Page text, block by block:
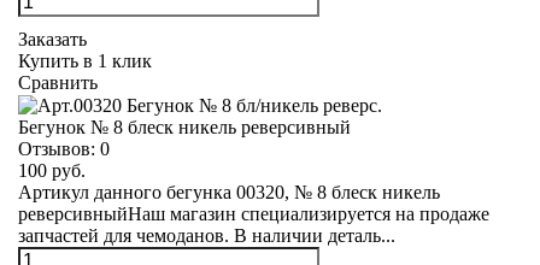
Заказать
Купить в 1 клик
Сравнить
Бегунок № 8 блеск никель реверсивный
Отзывов: 0
100 руб.
Артикул данного бегунка 00320, № 8 блеск никель
реверсивныйНаш магазин специализируется на продаже
запчастей для чемоданов. В наличии деталь...